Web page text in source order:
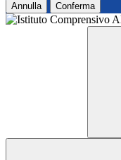
Annulla Conferma